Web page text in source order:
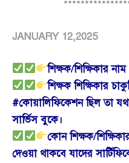
JANUARY 12,2025
শিক্ষক/শিক্ষিকার
শিক্ষক শিক্ষিকার
#কোয়ালিফিকেশন ছিল তা
সার্ভিস বুকে।
কোন শিক্ষক/
দেওয়া থাকবে যাদের